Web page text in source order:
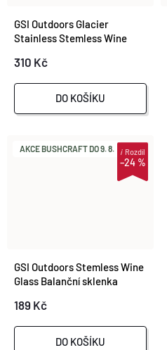
T
Ů
K
T
Ů
GSI Outdoors Glacier
Stainless Stemless Wine
310 Kč
DO KOŠÍKU
AKCE BUSHCRAFT DO 9. 8.
–24 %
iRozdíl
GSI Outdoors Stemless Wine
Glass Balanční sklenka
189 Kč
DO KOŠÍKU